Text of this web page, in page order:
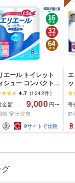
エール トイレット
シュー コンパクト
グル [個数が選べ
・32・64 ロール]
巻 82.5m トイレッ
ーパー シングル パ
100% 香りつき 日用
消耗品 備蓄 ふるさと
4.7 (1242件)
金額
9,000 円〜
県 富士宮市
9サイトで比較
り
寄
静